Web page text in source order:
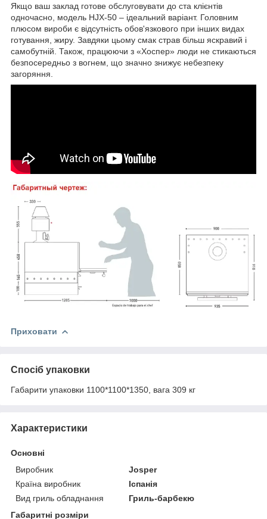
Якщо ваш заклад готове обслуговувати до ста клієнтів
одночасно, модель HJX-50 – ідеальний варіант. Головним
плюсом вироби є відсутність обов'язкового при інших видах
готування, жиру. Завдяки цьому смак страв більш яскравий і
самобутній. Також, працюючи з «Хоспер» люди не стикаються
безпосередньо з вогнем, що значно знижує небезпеку
загоряння.
Приховати
Спосіб упаковки
Габарити упаковки 1100*1100*1350, вага 309 кг
Характеристики
Основні
Виробник
Josper
Країна виробник
Іспанія
Вид гриль обладнання
Гриль-барбекю
Габаритні розміри